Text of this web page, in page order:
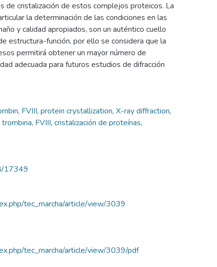
de cristalización de estos complejos proteicos. La
la determinación de las condiciones en las
y calidad apropiados, son un auténtico cuello
estructura-función, por ello se considera que la
permitirá obtener un mayor número de
adecuada para futuros estudios de difracción
, FVIII, protein crystallization, X-ray diffraction,
trombina, FVIII, cristalización de proteínas,
17349
tec_marcha/article/view/3039
tec_marcha/article/view/3039/pdf